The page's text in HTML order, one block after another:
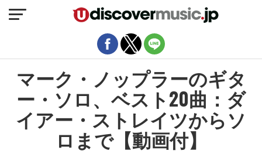
マーク・ノップラーのギタ
ー・ソロ、ベスト20曲：ダ
イアー・ストレイツからソ
ロまで【動画付】
モバイルバージョンを終了